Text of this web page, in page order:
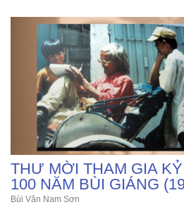
THƯ MỜI THAM GIA
100 NĂM BÙI GIÁNG
Bùi Văn Nam Sơn